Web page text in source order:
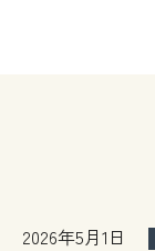
2026年5月1日